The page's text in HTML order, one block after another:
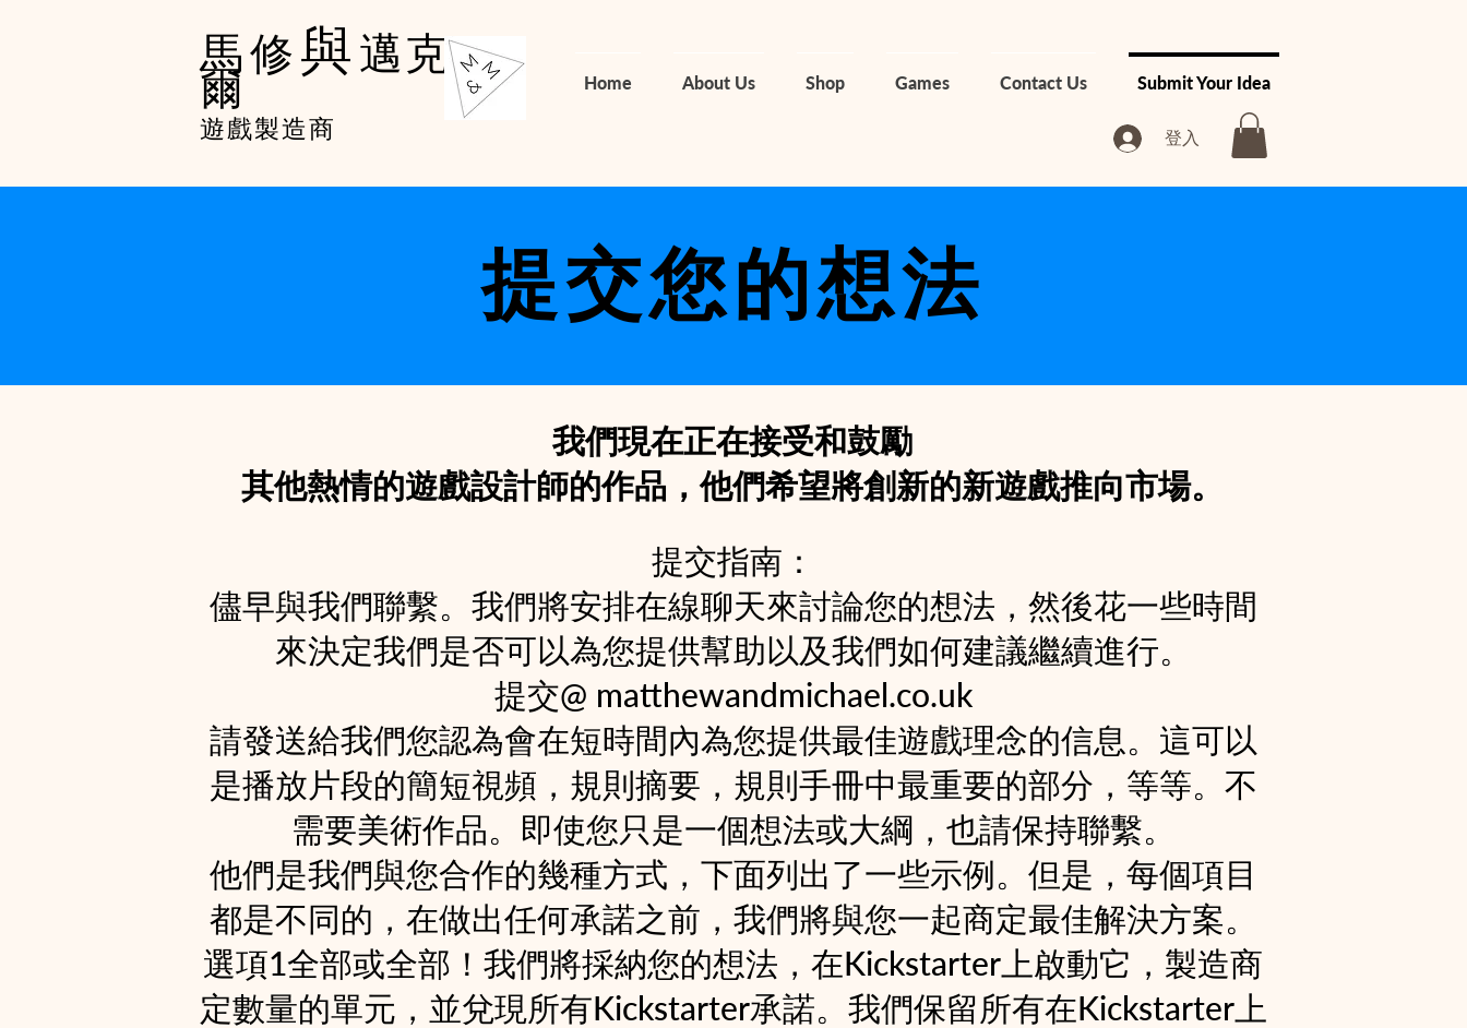
馬修 與 邁克
爾 Home About Us Shop Games Contact Us Submit Your Idea
遊戲製造商 登入
提交您的想法
我們現在正在接受和鼓勵
其他熱情的遊戲設計師的作品，他們希望將創新的新遊戲推向市場。
提交指南：
儘早與我們聯繫。我們將安排在線聊天來討論您的想法，然後花一些時間
來決定我們是否可以為您提供幫助以及我們如何建議繼續進行。
提交@ matthewandmichael.co.uk
請發送給我們您認為會在短時間內為您提供最佳遊戲理念的信息。這可以
是播放片段的簡短視頻，規則摘要，規則手冊中最重要的部分，等等。不
需要美術作品。即使您只是一個想法或大綱，也請保持聯繫。
他們是我們與您合作的幾種方式，下面列出了一些示例。但是，每個項目
都是不同的，在做出任何承諾之前，我們將與您一起商定最佳解決方案。
選項1全部或全部！我們將採納您的想法，在Kickstarter上啟動它，製造商
定數量的單元，並兌現所有Kickstarter承諾。我們保留所有在Kickstarter上